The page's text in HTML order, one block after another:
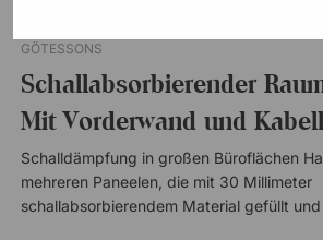
GÖTESSONS
Schallabsorbierender
Mit Vorderwand und
Schalldämpfung in großen Büroflächen
mehreren Paneelen, die mit 30 Millimeter
schallabsorbierendem Material gefüllt und